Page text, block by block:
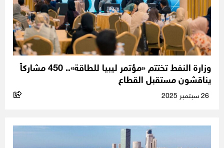
وزارة النفط تختتم «مؤتمر ليبيا للطاقة».. 450 مشاركاً
يناقشون مستقبل القطاع